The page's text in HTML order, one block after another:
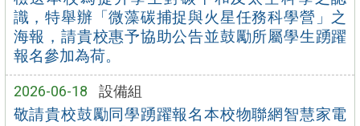
識，特舉辦「微藻碳捕捉與火星任務科學營」之
海報，請貴校惠予協助公告並鼓勵所屬學生踴躍
報名參加為荷。
2026-06-18 設備組
敬請貴校鼓勵同學踴躍報名本校物聯網智慧家電